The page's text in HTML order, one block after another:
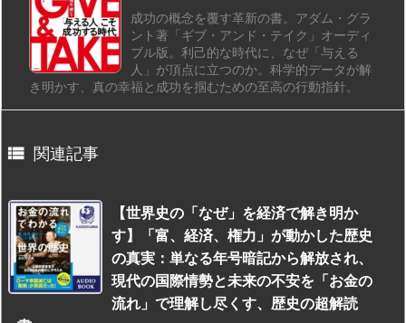
成功の概念を覆す革新の書。アダム・グラ
ント著「ギブ・アンド・テイク」オーディ
ブル版。利己的な時代に、なぜ「与える
人」が頂点に立つのか。科学的データが解
き明かす、真の幸福と成功を掴むための至高の行動指針。
 関連記事
【世界史の「なぜ」を経済で解き明か
す】「富、経済、権力」が動かした歴史
の真実：単なる年号暗記から解放され、
現代の国際情勢と未来の不安を「お金の
流れ」で理解し尽くす、歴史の超解読